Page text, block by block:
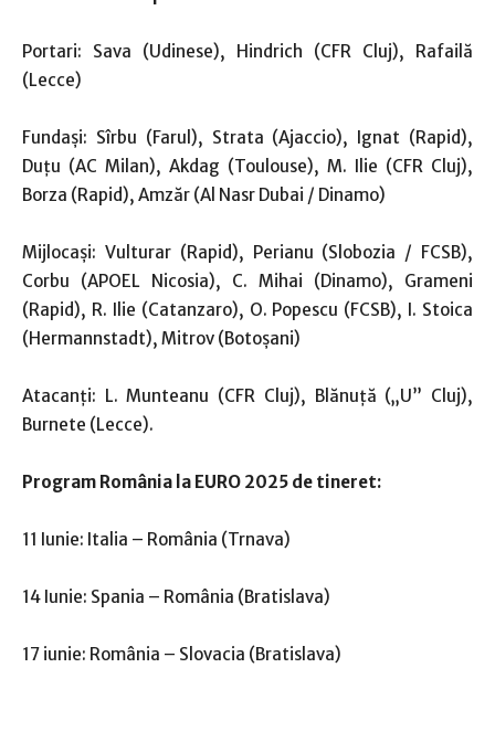
Portari: Sava (Udinese), Hindrich (CFR Cluj), Rafailă
(Lecce)
Fundași: Sîrbu (Farul), Strata (Ajaccio), Ignat (Rapid),
Duțu (AC Milan), Akdag (Toulouse), M. Ilie (CFR Cluj),
Borza (Rapid), Amzăr (Al Nasr Dubai / Dinamo)
Mijlocași: Vulturar (Rapid), Perianu (Slobozia / FCSB),
Corbu (APOEL Nicosia), C. Mihai (Dinamo), Grameni
(Rapid), R. Ilie (Catanzaro), O. Popescu (FCSB), I. Stoica
(Hermannstadt), Mitrov (Botoșani)
Atacanți: L. Munteanu (CFR Cluj), Blănuță („U” Cluj),
Burnete (Lecce).
Program România la EURO 2025 de tineret:
11 Iunie: Italia – România (Trnava)
14 Iunie: Spania – România (Bratislava)
17 iunie: România – Slovacia (Bratislava)